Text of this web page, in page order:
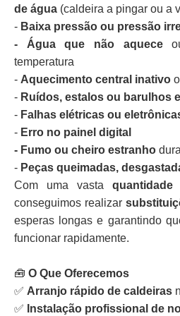
de água (caldeira a pingar ou a
- Baixa pressão ou pressão
- Água que não aquece
temperatura
- Aquecimento central inativo
- Ruídos, estalos ou barulhos
- Falhas elétricas ou
- Erro no painel digital
- Fumo ou cheiro estranho
- Peças queimadas,
Com uma vasta
conseguimos realizar
esperas longas e garantindo
funcionar rapidamente.
🧰 O Que Oferecemos
✅ Arranjo rápido de caldeiras
✅ Instalação profissional de